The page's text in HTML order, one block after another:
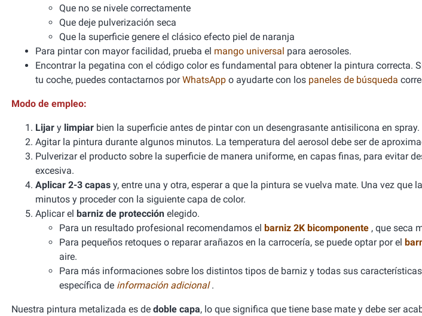
Que no se nivele correctamente
Que deje pulverización seca
Que la superficie genere el clásico efecto piel de naranja
Para pintar con mayor facilidad, prueba el mango universal para aerosoles.
Encontrar la pegatina con el código color es fundamental para obtener la pintura correcta.
tu coche, puedes contactarnos porWhatsApp o ayudarte con los paneles de búsqueda
Modo de empleo:
Lijar y limpiar bien la superficie antes de pintar con un desengrasante antisilicona en spray.
Agitar la pintura durante algunos minutos. La temperatura del aerosol debe ser de
Pulverizar el producto sobre la superficie de manera uniforme, en capas finas, para evitar
excesiva.
Aplicar 2-3 capas y, entre una y otra, esperar a que la pintura se vuelva mate. Una vez que
minutos y proceder con la siguiente capa de color.
Aplicar el barniz de protección elegido.
Para un resultado profesional recomendamos el barniz 2K bicomponente , que seca
Para pequeños retoques o reparar arañazos en la carrocería, se puede optar por el
aire.
Para más informaciones sobre los distintos tipos de barniz y todas sus
específica de información adicional.
Nuestra pintura metalizada es de doble capa, lo que significa que tiene base mate y debe ser